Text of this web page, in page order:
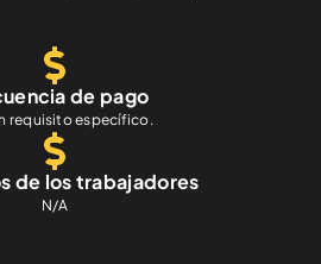
de pago
requisito específico.
de los trabajadores
N/A